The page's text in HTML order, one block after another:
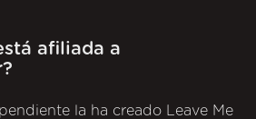
afiliada a
la ha creado Leave Me